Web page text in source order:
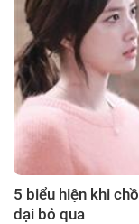
5 biểu hiện khi
dại bỏ qua